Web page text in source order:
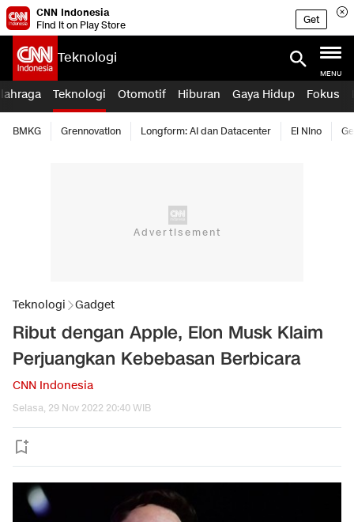
CNN Indonesia
Find it on Play Store
Get
Teknologi
MENU
Teknologi Otomotif Hiburan Gaya Hidup Fokus
BMKG Grennovation Longform: AI dan Datacenter El Nino
Teknologi Gadget
Ribut dengan Apple, Elon Musk Klaim
Perjuangkan Kebebasan Berbicara
CNN Indonesia
Selasa, 29 Nov 2022 20:40 WIB